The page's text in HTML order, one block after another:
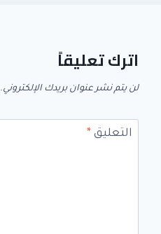
اترك تعليقاً
لن يتم نشر عنوان بريدك الإلكتروني.
التعليق *